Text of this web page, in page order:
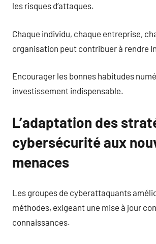
les risques d’attaques.
Chaque individu, chaque entreprise,
organisation peut contribuer à rendre
Encourager les bonnes habitudes
investissement indispensable.
L’adaptation des
cybersécurité aux
menaces
Les groupes de cyberattaquants
méthodes, exigeant une mise à jour
connaissances.